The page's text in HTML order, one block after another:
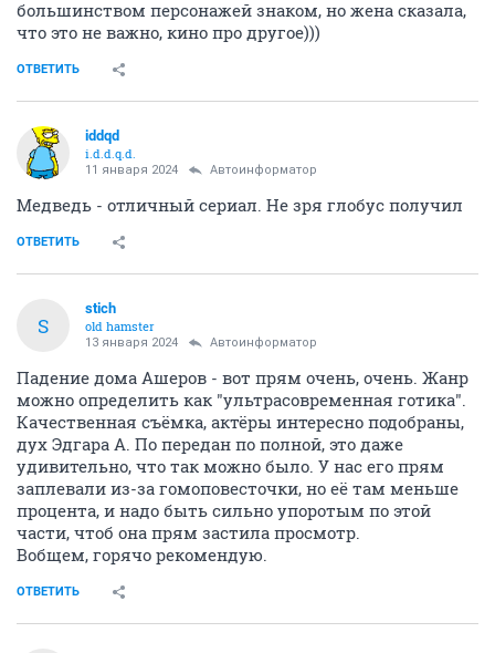
большинством персонажей знаком, но жена сказала,
что это не важно, кино про другое)))
ОТВЕТИТЬ
iddqd
i.d.d.q.d.
11 января 2024 Автоинформатор
Медведь - отличный сериал. Не зря глобус получил
ОТВЕТИТЬ
S
stich
old hamster
13 января 2024 Автоинформатор
Падение дома Ашеров - вот прям очень, очень. Жанр
можно определить как "ультрасовременная готика".
Качественная съёмка, актёры интересно подобраны,
дух Эдгара А. По передан по полной, это даже
удивительно, что так можно было. У нас его прям
заплевали из-за гомоповесточки, но её там меньше
процента, и надо быть сильно упоротым по этой
части, чтоб она прям застила просмотр.
Вобщем, горячо рекомендую.
ОТВЕТИТЬ